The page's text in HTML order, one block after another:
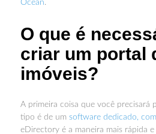
Ocean.
O que é
criar um portal
imóveis?
A primeira coisa que você precisará
tipo é de umsoftware dedicado,
eDirectory é a maneira mais rápida